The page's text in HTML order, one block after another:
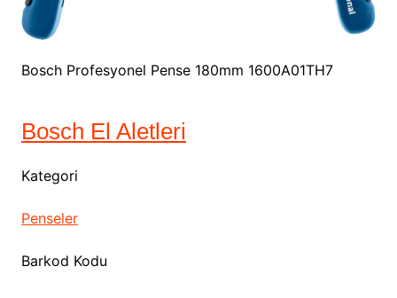
Bosch Profesyonel Pense 180mm 1600A01TH7
Bosch El Aletleri
Kategori
Penseler
Barkod Kodu